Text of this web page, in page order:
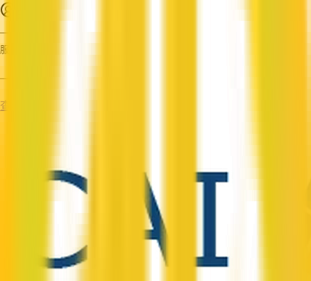
—
服务
—
查看资料